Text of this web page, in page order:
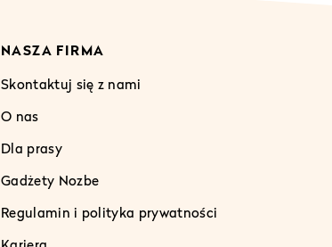
NASZA FIRMA
Skontaktuj się z nami
O nas
Dla prasy
Gadżety Nozbe
Regulamin i polityka prywatności